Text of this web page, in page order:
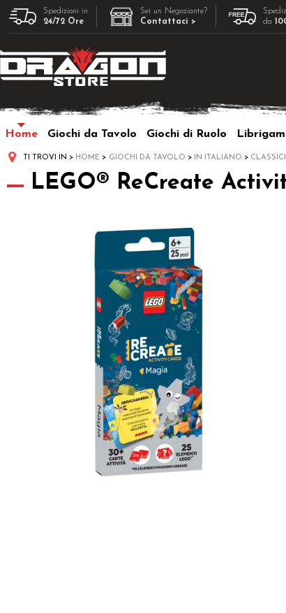
Spedizioni in
24/72 Ore
Sei un Negoziante?
Contattaci >
da
Home Giochi da Tavolo Giochi di Ruolo
TI TROVI IN HOME GIOCHI DA TAVOLO IN ITALIANO
LEGO® ReCreate